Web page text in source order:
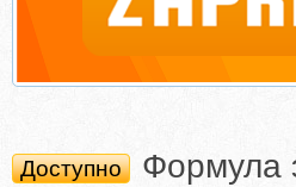
Доступно
Формула